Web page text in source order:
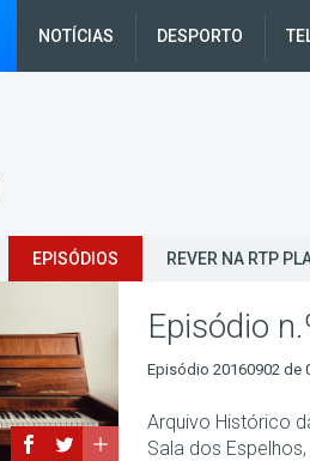
NOTÍCIAS DESPORTO
EPISÓDIOS REVER NA RTP
Episódio
Episódio 20160902 de
Arquivo Histórico
Sala dos